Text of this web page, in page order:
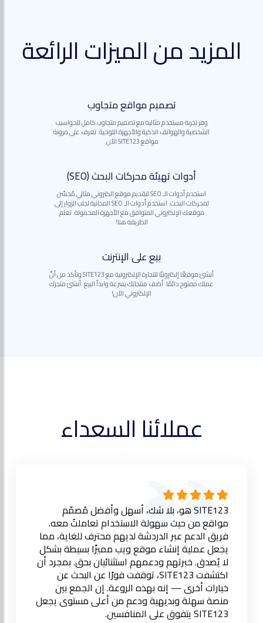
المزيد من الميزات الرائعة
تصميم مواقع متجاوب
وفر تجربة مستخدم مثالية مع تصميم متجاوب كامل للحواسيب
الشخصية والهواتف الذكية والأجهزة اللوحية. تعرف على مرونة
مواقع SITE123 الآن.
أدوات تهيئة محركات البحث (SEO)
استخدم أدوات الـ SEO لتقديم موقع الكتروني مثالي مُحسّن
لمحركات البحث. استخدم أدوات الـ SEO المجانية لجلب الزوار إلى
موقعك الإلكتروني المتوافق مع الأجهزة المحمولة. تعلم
الطريقة هنا!
بيع على الإنترنت
أنشئ موقعًا إلكترونيًا للتجارة الإلكترونية مع SITE123 وتأكد من أنَّ
عملك مفتوح دائمًا. أضف منتجاتك بسرعة وابدأ البيع. أنشئ متجرك
الإلكتروني الآن!
عملائنا السعداء
SITE123 هو، بلا شك، أسهل وأفضل مُصمّم
مواقع من حيث سهولة الاستخدام تعاملتُ معه.
فريق الدعم عبر الدردشة لديهم محترف للغاية، مما
يجعل عملية إنشاء موقع ويب مميزًا بسيطة بشكل
لا يُصدق. خبرتهم ودعمهم استثنائيان بحق. بمجرد أن
اكتشفت SITE123، توقفت فورًا عن البحث عن
خيارات أخرى — إنه بهذه الروعة. إن الجمع بين
منصة سهلة وبديهية ودعم من أعلى مستوى يجعل
SITE123 يتفوق على المنافسين.